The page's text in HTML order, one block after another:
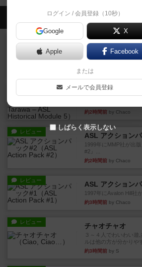
会員の新しい
レビュー ラミィキューブ
数字の牌を出して1番
というシンプルだけど
約1時間前
ブラッドリーフ：
1996年にHeat of Battle
約2時間前 by Chaco
レビュー ASL アクション
1999年にMMP社が出
#2』...
約2時間前 by Chaco
レビュー ASL アクション
1997年にAvalon Hill社
約3時間前 by Chaco
レビュー チャオチャオ
３～４人でわいわい遊
ルは他の方が分かりや
約3時間前 by S
ログイン / 会員登録（10秒）
Google X
Apple Facebook
または
メールで会員登録
しばらく表示しない